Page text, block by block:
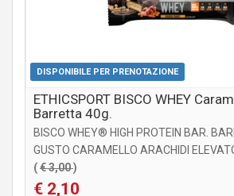
DISPONIBILE PER PRENOTAZIONE
ETHICSPORT BISCO WHEY
Barretta 40g.
BISCO WHEY® HIGH PROTEIN BAR.
GUSTO CARAMELLO ARACHIDI
(€ 3,00)
€ 2,10